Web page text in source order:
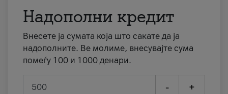
Надополни кредит
Внесете ја сумата која што сакате да ја
надополните. Ве молиме, внесувајте сума
помеѓу 100 и 1000 денари.
- +